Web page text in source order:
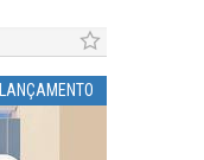
LANÇAMENTO